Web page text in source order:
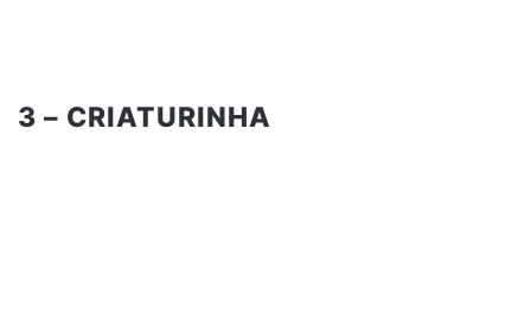
3 – CRIATURINHA